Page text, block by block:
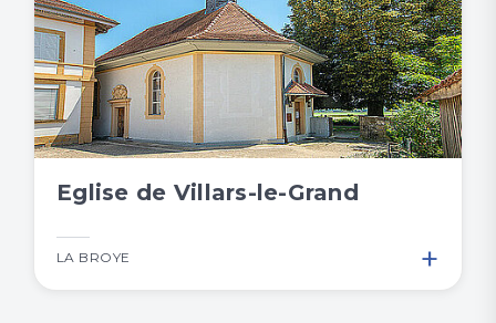
Eglise de Villars-le-Grand
LA BROYE +